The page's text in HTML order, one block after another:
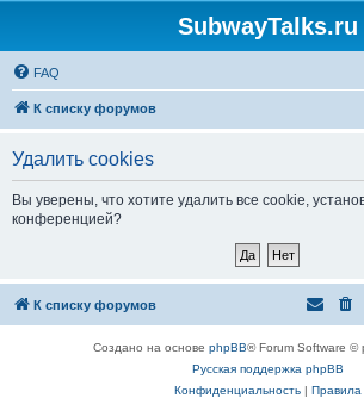
SubwayTalks.ru
FAQ
К списку форумов
Удалить cookies
Вы уверены, что хотите удалить все cookie,
конференцией?
К списку форумов
Создано на основе phpBB® Forum Software ©
Русская поддержка phpBB
Конфиденциальность| Правила